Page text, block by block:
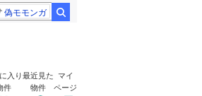
偽モモンガ
入り
件
最近見た
物件
マイ
ページ